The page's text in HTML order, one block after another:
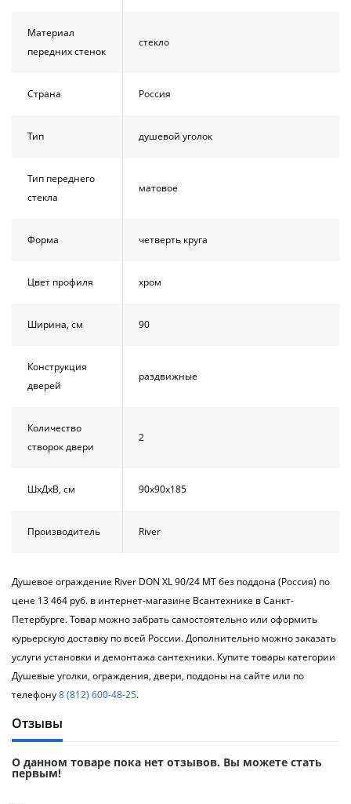
Материал
передних стенок
стекло
Страна Россия
Тип душевой уголок
Тип переднего
стекла
матовое
Форма четверть круга
Цвет профиля хром
Ширина, см 90
Конструкция
дверей
раздвижные
Количество
створок двери
2
ШхДхВ, см 90х90х185
Производитель River
Душевое ограждение River DON XL 90/24 МТ без поддона (Россия) по
цене 13 464 руб. в интернет-магазине Всантехнике в Санкт-
Петербурге. Товар можно забрать самостоятельно или оформить
курьерскую доставку по всей России. Дополнительно можно заказать
услуги установки и демонтажа сантехники. Купите товары категории
Душевые уголки, ограждения, двери, поддоны на сайте или по
телефону8 (812) 600-48-25.
Отзывы
О данном товаре пока нет отзывов. Вы можете стать
первым!